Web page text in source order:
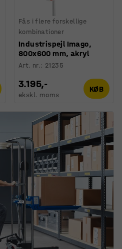
Fås i flere forskellige
kombinationer
Industrispejl Imago,
800x600 mm, akryl
Art. nr.: 21235
3.195,-
ekskl. moms
KØB